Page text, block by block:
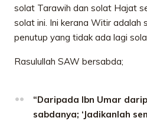
solat Tarawih dan solat Hajat
solat ini. Ini kerana Witir adalah
penutup yang tidak ada lagi
Rasulullah SAW bersabda;
“Daripada Ibn Umar
sabdanya; ‘Jadikanlah